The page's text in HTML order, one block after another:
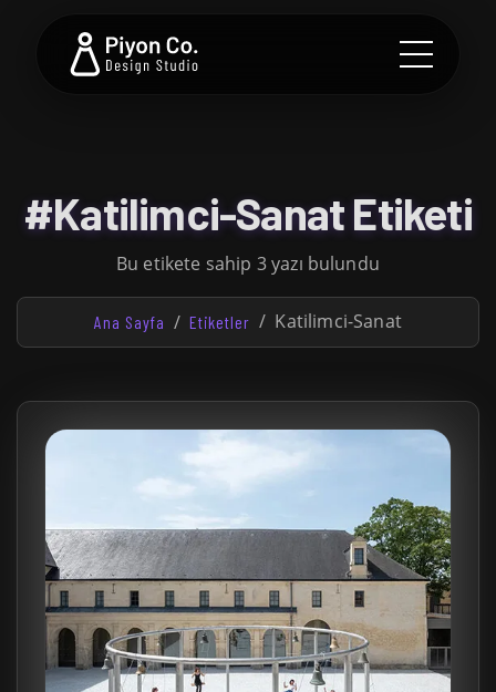
#Katilimci-Sanat Etiketi
Bu etikete sahip 3 yazı bulundu
Ana Sayfa Etiketler Katilimci-Sanat